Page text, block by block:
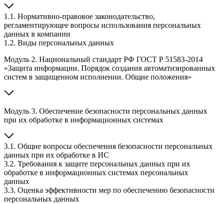
1.1. Нормативно-правовое законодательство,
регламентирующее вопросы использования персональных
данных в компании
1.2. Виды персональных данных
Модуль 2. Национальный стандарт РФ ГОСТ Р 51583-2014
«Защита информации. Порядок создания автоматизированных
систем в защищенном исполнении. Общие положения»
Модуль 3. Обеспечение безопасности персональных данных
при их обработке в информационных системах
3.1. Общие вопросы обеспечения безопасности персональных
данных при их обработке в ИС
3.2. Требования к защите персональных данных при их
обработке в информационных системах персональных
данных
3.3. Оценка эффективности мер по обеспечению безопасности
персональных данных